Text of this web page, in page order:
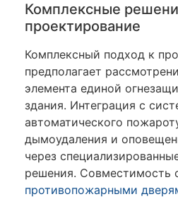
Комплексные
проектирование
Комплексный подход к
предполагает
элемента единой
здания. Интеграция с
автоматического
дымоудаления и
через
решения. Совместимость
противопожарными